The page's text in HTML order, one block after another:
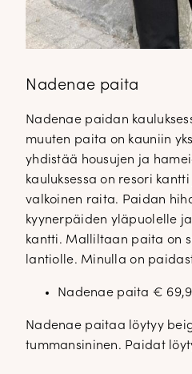
Nadenae paita
Nadenae paidan
muuten paita on kauniin
yhdistää housujen ja
kauluksessa on resori
valkoinen raita. Paidan
kyynerpäiden yläpuolelle
kantti. Malliltaan paita on
lantiolle. Minulla on
Nadenae paita €
Nadenae paitaa löytyy
tummansininen. Paidat